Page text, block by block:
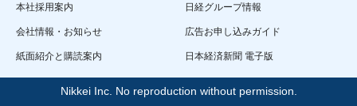
本社採用案内 日経グループ情報
会社情報・お知らせ 広告お申し込みガイド
紙面紹介と購読案内 日本経済新聞 電子版
Nikkei Inc. No reproduction without permission.